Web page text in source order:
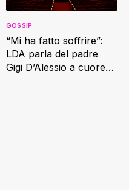
“Mi ha fatto soffrire”:
LDA parla del padre
Gigi D’Alessio a cuore
GOSSIP